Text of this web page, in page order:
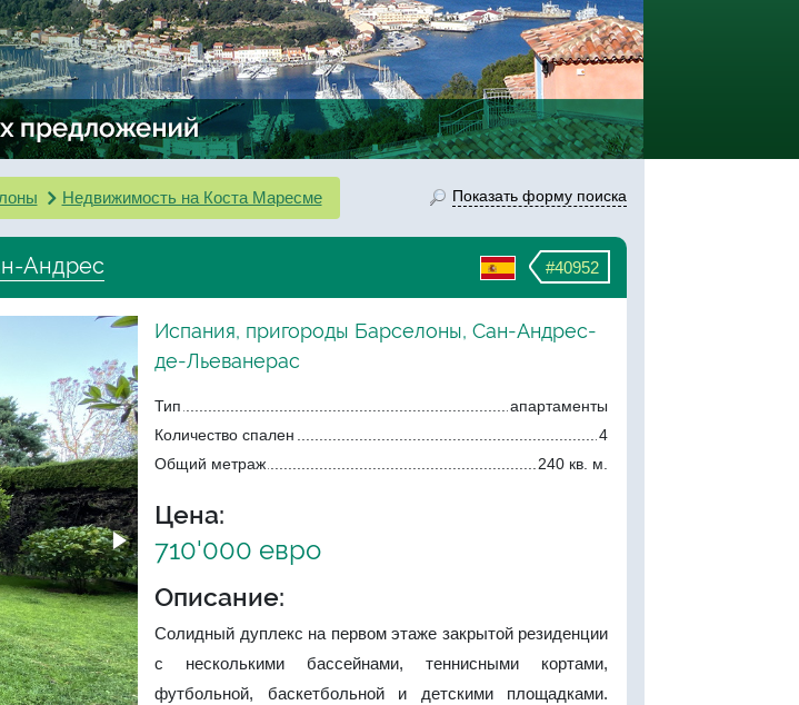
Недвижимость на Коста Маресме Показать форму поиска
#40952
Андрес
Испания, пригороды Барселоны, Сан-Андрес-
де-Льеванерас
Тип
апартаменты
Количество спален
4
Общий метраж
240 кв. м.
Цена:
710'000 евро
Описание:
Солидный дуплекс на первом этаже закрытой резиденции
с несколькими бассейнами, теннисными кортами,
футбольной, баскетбольной и детскими площадками.